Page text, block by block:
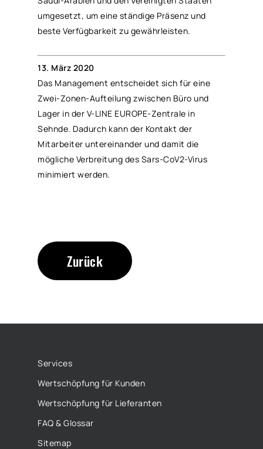
umgesetzt, um eine ständige Präsenz und
beste Verfügbarkeit zu gewährleisten.
13. März 2020
Das Management entscheidet sich für eine
Zwei-Zonen-Aufteilung zwischen Büro und
Lager in der V-LINE EUROPE-Zentrale in
Sehnde. Dadurch kann der Kontakt der
Mitarbeiter untereinander und damit die
mögliche Verbreitung des Sars-CoV2-Virus
minimiert werden.
Zurück
Services
Wertschöpfung für Kunden
Wertschöpfung für Lieferanten
FAQ & Glossar
Sitemap